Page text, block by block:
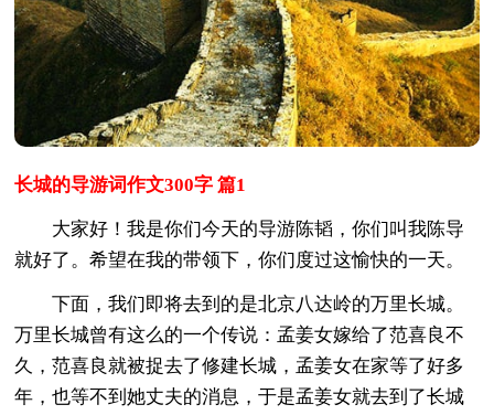
长城的导游词作文300字 篇1
大家好！我是你们今天的导游陈韬，你们叫我陈导
就好了。希望在我的带领下，你们度过这愉快的一天。
下面，我们即将去到的是北京八达岭的万里长城。
万里长城曾有这么的一个传说：孟姜女嫁给了范喜良不
久，范喜良就被捉去了修建长城，孟姜女在家等了好多
年，也等不到她丈夫的消息，于是孟姜女就去到了长城